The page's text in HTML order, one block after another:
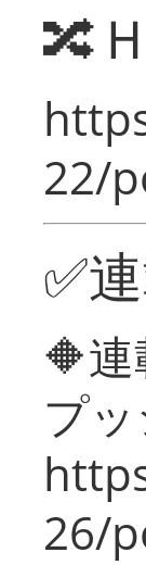
🔀
22/
✅
🔶
プ
26/